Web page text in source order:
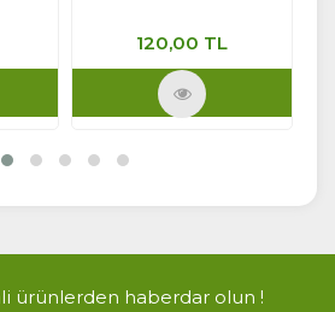
120,00 TL
ürünlerden haberdar olun !